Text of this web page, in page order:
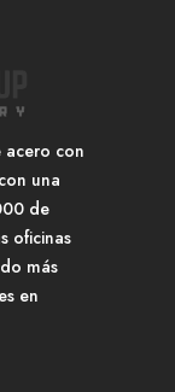
acero con
una
de
oficinas
más
en